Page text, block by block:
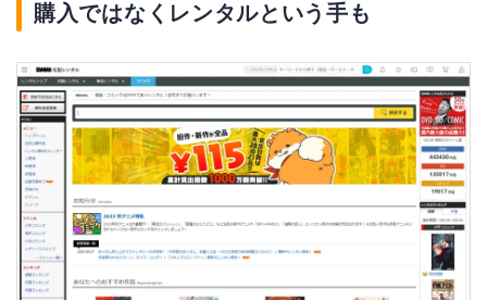
購入ではなくレンタルという手も